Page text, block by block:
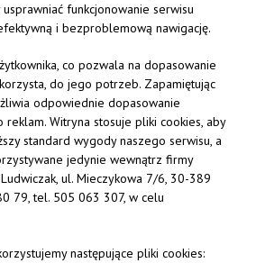
funkcjonowanie serwisu
i bezproblemową nawigację.
co pozwala na dopasowanie
do jego potrzeb. Zapamiętując
odpowiednie dopasowanie
Witryna stosuje pliki cookies, aby
standard wygody naszego serwisu, a
jedynie wewnątrz firmy
Ludwiczak, ul. Mieczykowa 7/6, 30-389
79, tel. 505 063 307, w celu
następujące pliki cookies: